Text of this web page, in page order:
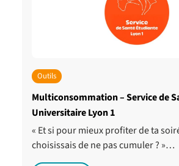
Outils
Multiconsommation – Service de
Universitaire Lyon 1
« Et si pour mieux profiter de ta
choisissais de ne pas cumuler ? »…